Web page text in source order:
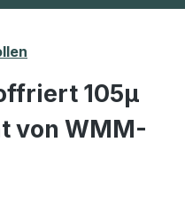
105µ
von WMM-